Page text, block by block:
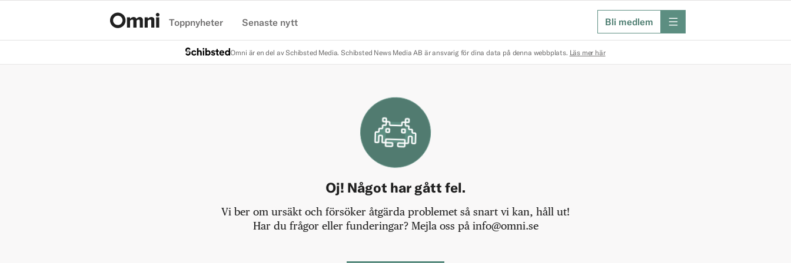
Toppnyheter Senaste nytt Bli medlem meny
Omni är en del av Schibsted Media. Schibsted News Media AB är ansvarig för dina data på denna webbplats. Läs mer här
Oj! Något har gått fel.
Vi ber om ursäkt och försöker åtgärda problemet så snart vi kan, håll ut!
Har du frågor eller funderingar? Mejla oss på info@omni.se